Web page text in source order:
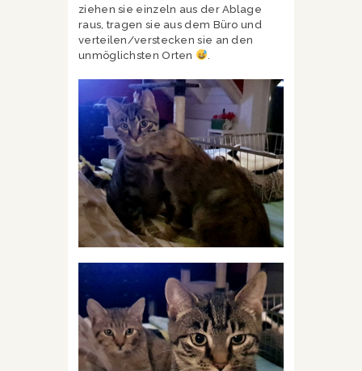
ziehen sie einzeln aus der Ablage
raus, tragen sie aus dem Büro und
verteilen/verstecken sie an den
unmöglichsten Orten
.